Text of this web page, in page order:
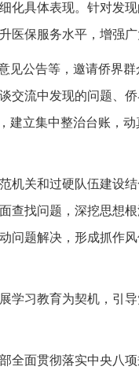
化具体表现。针对发
医保服务水平，增强广
见公告等，邀请侨界
交流中发现的问题、
建立集中整治台账，
机关和过硬队伍建设
查找问题，深挖思想
问题解决，形成抓作
学习教育为契机，引
全面贯彻落实中央八